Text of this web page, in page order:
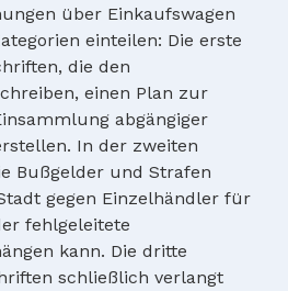
über Einkaufswagen
einteilen: Die erste
die den
einen Plan zur
abgängiger
In der zweiten
Bußgelder und Strafen
gegen Einzelhändler für
fehlgeleitete
kann. Die dritte
schließlich verlangt